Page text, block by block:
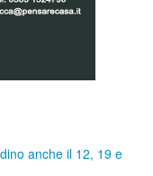
anche il 12, 19 e